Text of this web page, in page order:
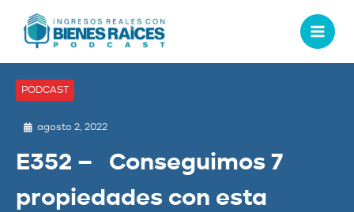
PODCAST
agosto 2, 2022
E352 – Conseguimos 7
propiedades con esta